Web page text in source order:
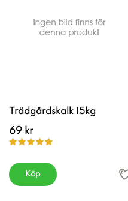
Trädgårdskalk 15kg
69 kr
Köp